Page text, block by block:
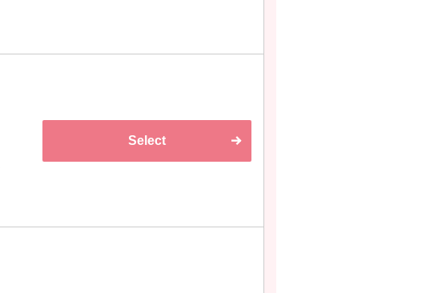
Select